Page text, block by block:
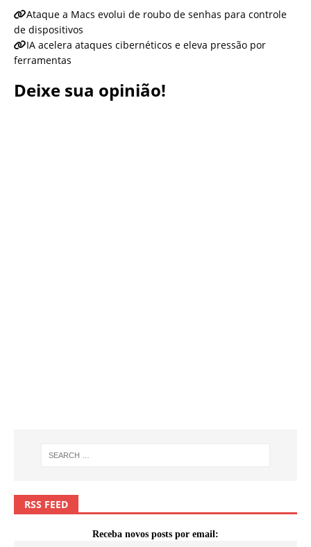
Ataque a Macs evolui de roubo de senhas para controle
de dispositivos
IA acelera ataques cibernéticos e eleva pressão por
ferramentas
Deixe sua opinião!
RSS FEED
Receba novos posts por email: